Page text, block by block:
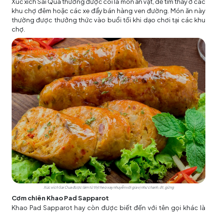
khu chợ đêm hoặc các xe đẩy bán hàng ven đường. Món ăn này
thường được thưởng thức vào buổi tối khi dạo chơi tại các khu
chợ.
Xúc xích Sai Oua được làm từ thịt heo xay nhuyễn với gia vị như chanh, ớt, gừng
Cơm chiên Khao Pad Sapparot
Khao Pad Sapparot hay còn được biết đến với tên gọi khác là